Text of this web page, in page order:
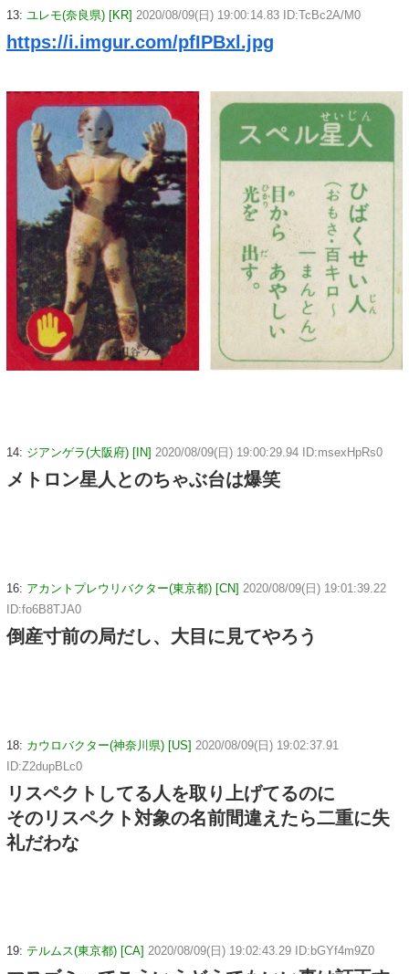
13: ユレモ(奈良県) [KR] 2020/08/09(日) 19:00:14.83 ID:TcBc2A/M0
https://i.imgur.com/pfIPBxl.jpg
14: ジアンゲラ(大阪府) [IN] 2020/08/09(日) 19:00:29.94 ID:msexHpRs0
メトロン星人とのちゃぶ台は爆笑
16: アカントプレウリバクター(東京都) [CN] 2020/08/09(日) 19:01:39.22
ID:fo6B8TJA0
倒産寸前の局だし、大目に見てやろう
18: カウロバクター(神奈川県) [US] 2020/08/09(日) 19:02:37.91
ID:Z2dupBLc0
リスペクトしてる人を取り上げてるのに
そのリスペクト対象の名前間違えたら二重に失
礼だわな
19: テルムス(東京都) [CA] 2020/08/09(日) 19:02:43.29 ID:bGYf4m9Z0